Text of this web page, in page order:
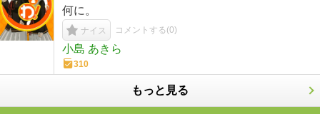
何に。
ナイス コメントする(0)
小島 あきら
310
もっと見る